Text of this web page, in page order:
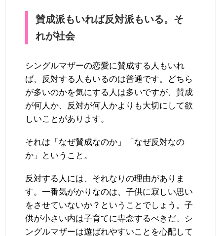
賛成派もいれば反対派もいる。そ
れが社会
シングルマザーの恋愛に賛成する人もいれ
ば、反対する人もいるのは普通です。どちら
が多いのかを気にする人は多いですが、賛成
が何人か、反対が何人かよりも大切にして欲
しいことがあります。
それは「なぜ賛成なのか」「なぜ反対なの
か」ということ。
反対する人には、それなりの理由がありま
す。一番気がかりなのは、子供に寂しい思い
をさせていないか？ということでしょう。子
供が小さい内は子育てに専念するべきだ、シ
ングルマザーは遊ばれやすいことを心配して